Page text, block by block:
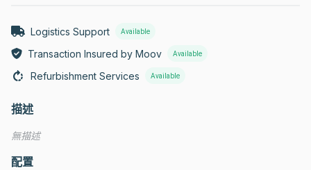
Logistics Support Available
Transaction Insured by Moov Available
Refurbishment Services Available
描述
無描述
配置